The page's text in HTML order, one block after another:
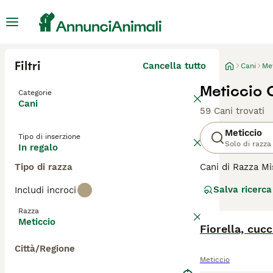
Filtri Cancella tutto
Categorie
Cani
Tipo di inserzione
In regalo
Tipo di razza
Includi incroci
Razza
Meticcio
Città/Regione
Cani
Meticcio
59 Cani trovati
Meticcio
Solo di razza
Cani di Razza
inclusi taglie,
cambiamenti di
un fattore
Salva ricerca
Fiorella,
Meticcio